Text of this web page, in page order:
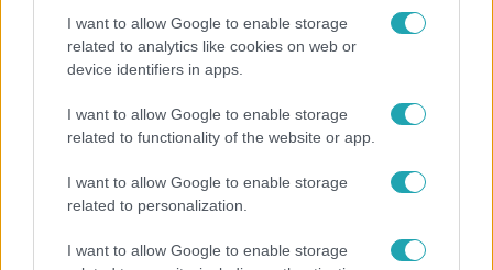
I want to allow Google to enable storage
related to analytics like cookies on web or
device identifiers in apps.
I want to allow Google to enable storage
related to functionality of the website or app.
I want to allow Google to enable storage
related to personalization.
I want to allow Google to enable storage
Majkát a SIC Feszten